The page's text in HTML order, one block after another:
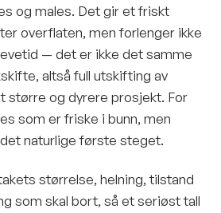
og males. Det gir et friskt
overflaten, men forlenger ikke
— det er ikke det samme
altså full utskifting av
større og dyrere prosjekt. For
som er friske i bunn, men
naturlige første steget.
størrelse, helning, tilstand
som skal bort, så et seriøst tall